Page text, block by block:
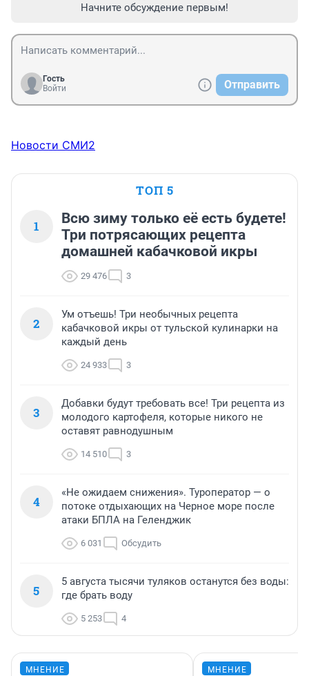
Начните обсуждение первым!
Гость
Войти
Отправить
Новости СМИ2
ТОП 5
1
Всю зиму только её есть будете!
Три потрясающих рецепта
домашней кабачковой икры
29 476 3
2
Ум отъешь! Три необычных рецепта
кабачковой икры от тульской кулинарки на
каждый день
24 933 3
3
Добавки будут требовать все! Три рецепта из
молодого картофеля, которые никого не
оставят равнодушным
14 510 3
4
«Не ожидаем снижения». Туроператор — о
потоке отдыхающих на Черное море после
атаки БПЛА на Геленджик
6 031 Обсудить
5
5 августа тысячи туляков останутся без воды:
где брать воду
5 253 4
МНЕНИЕ МНЕНИЕ